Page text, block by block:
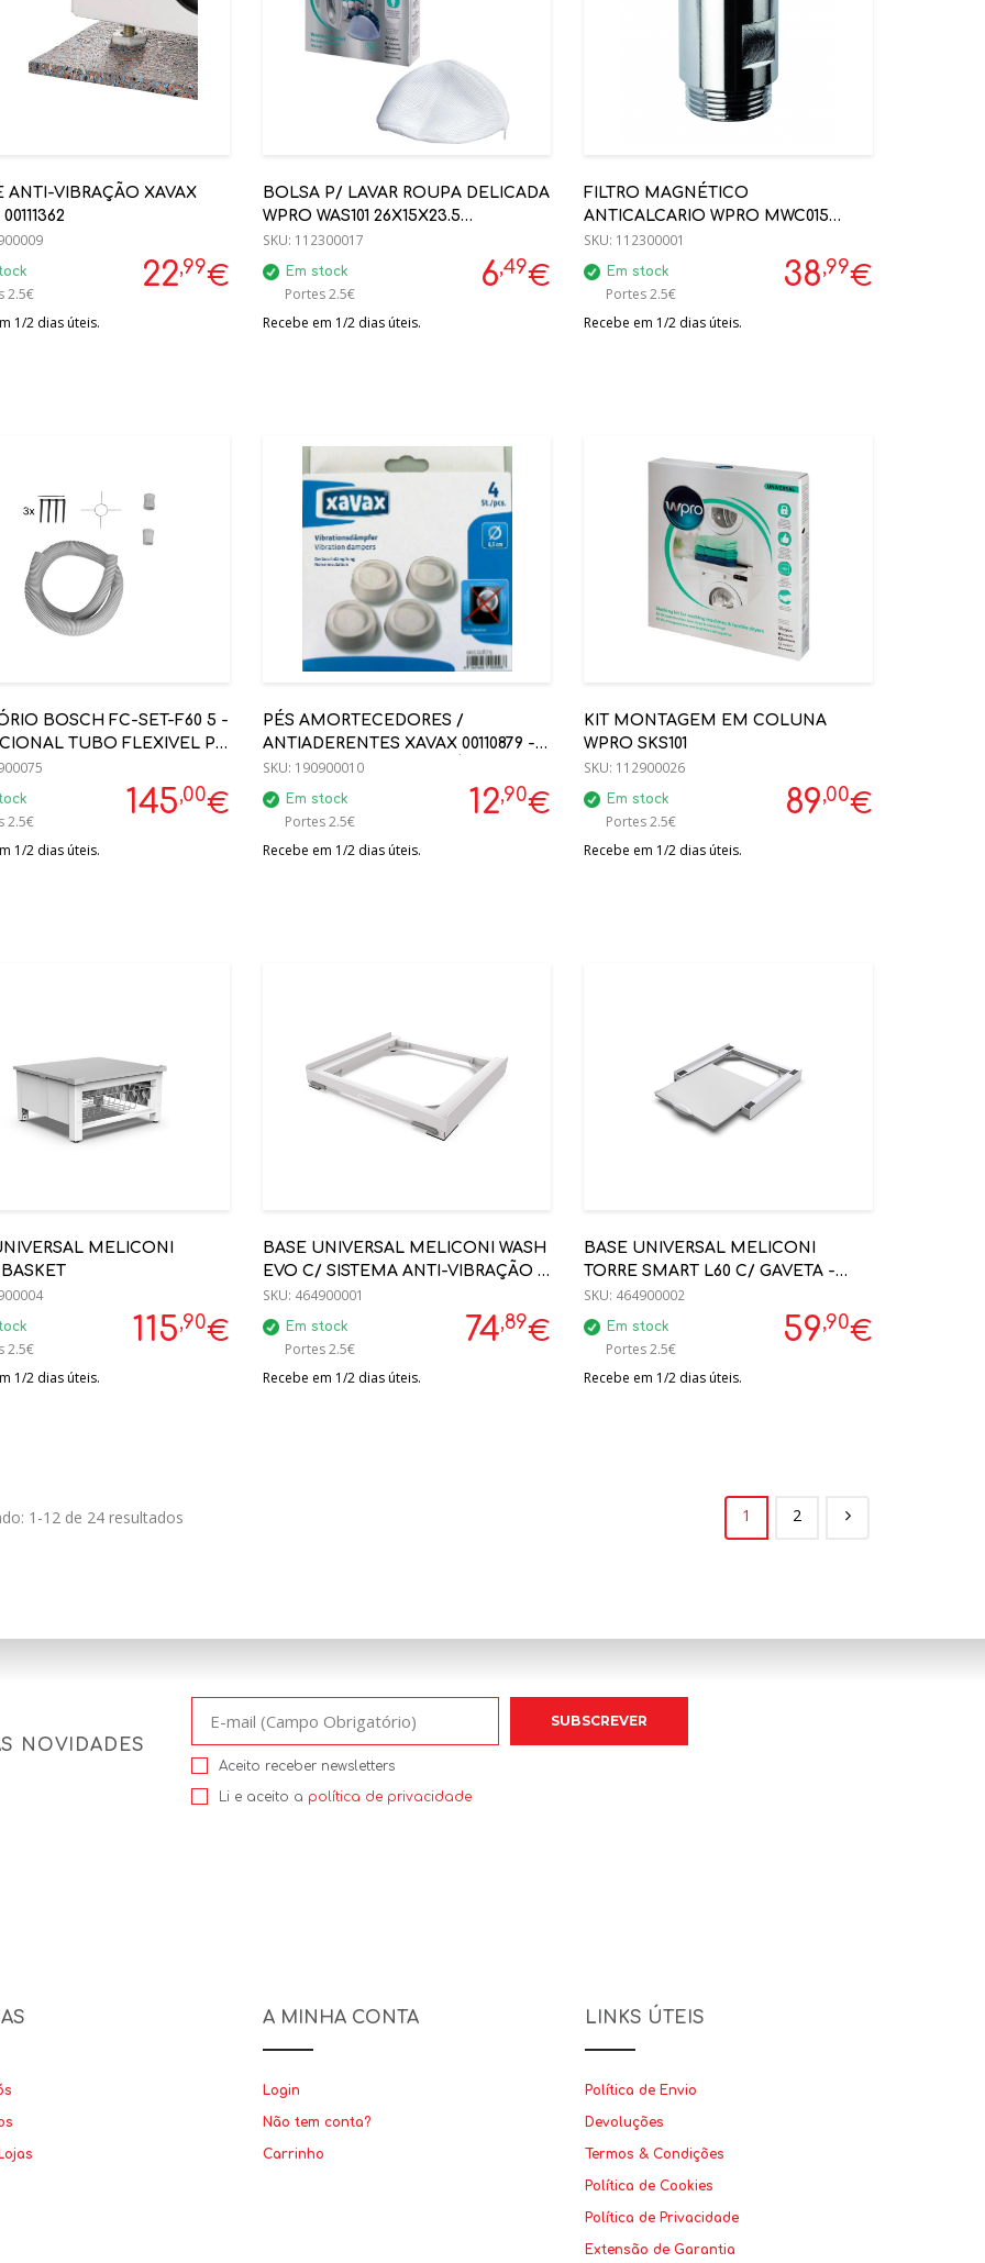
ANTI-VIBRAÇÃO XAVAX
22,99€
2.5€
1/2 dias úteis.
BOLSA P/ LAVAR ROUPA DELICADA
WPRO WAS101 26X15X23.5
(12NC:484000008547)
6,49€
SKU: 112300017
Em stock
Portes 2.5€
Recebe em 1/2 dias úteis.
FILTRO MAGNÉTICO
ANTICALCARIO WPRO MWC015
(12NC:484000008477)
38,99€
SKU: 112300001
Em stock
Portes 2.5€
Recebe em 1/2 dias úteis.
BOSCH FC-SET-F60 5 -
TUBO FLEXIVEL P/
E C53 DE 5M TUBO
60MM REFª7738112525
145,00€
2.5€
1/2 dias úteis.
PÉS AMORTECEDORES /
ANTIADERENTES XAVAX 00110879 - 4
UNIDADES - TERMO PLÁSTICO P/
MAQ. ROUPA
12,90€
SKU: 190900010
Em stock
Portes 2.5€
Recebe em 1/2 dias úteis.
KIT MONTAGEM EM COLUNA
WPRO SKS101
89,00€
SKU: 112900026
Em stock
Portes 2.5€
Recebe em 1/2 dias úteis.
MELICONI
115,90€
2.5€
1/2 dias úteis.
BASE UNIVERSAL MELICONI WASH
EVO C/ SISTEMA ANTI-VIBRAÇÃO -
MEL-656146
74,89€
SKU: 464900001
Em stock
Portes 2.5€
Recebe em 1/2 dias úteis.
BASE UNIVERSAL MELICONI
TORRE SMART L60 C/ GAVETA -
MEL-656113
59,90€
SKU: 464900002
Em stock
Portes 2.5€
Recebe em 1/2 dias úteis.
1-12 de 24 resultados 1 2
NOVIDADES
Aceito receber newsletters
Li e aceito a política de privacidade
A MINHA CONTA
Login
Não tem conta?
Carrinho
LINKS ÚTEIS
Política de Envio
Devoluções
Termos & Condições
Política de Cookies
Política de Privacidade
Extensão de Garantia